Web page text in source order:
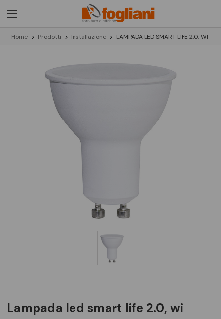
Home Prodotti Installazione LAMPADA LED SMART LIFE 2.0, WI
lampada led smart life 2.0, wi